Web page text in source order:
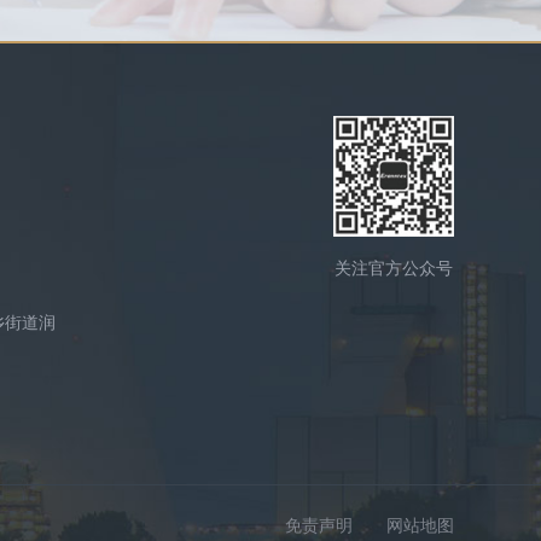
道润
关注官方公众号
免责声明 网站地图